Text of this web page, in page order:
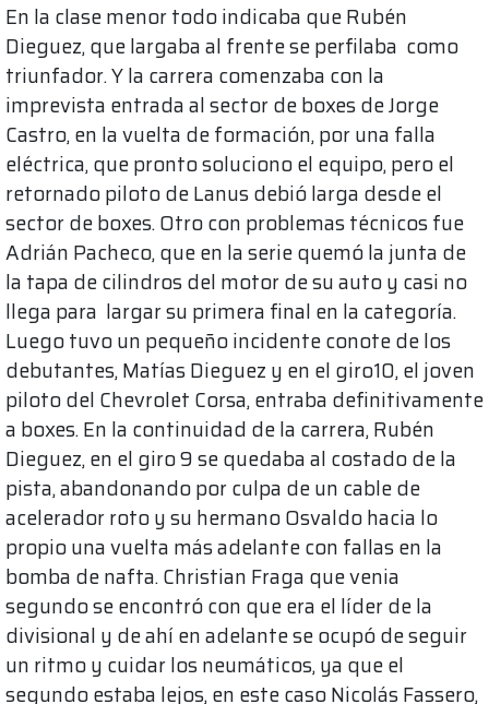
En la clase menor todo indicaba que Rubén
Dieguez, que largaba al frente se perfilaba como
triunfador. Y la carrera comenzaba con la
imprevista entrada al sector de boxes de Jorge
Castro, en la vuelta de formación, por una falla
eléctrica, que pronto soluciono el equipo, pero el
retornado piloto de Lanus debió larga desde el
sector de boxes. Otro con problemas técnicos fue
Adrián Pacheco, que en la serie quemó la junta de
la tapa de cilindros del motor de su auto y casi no
llega para largar su primera final en la categoría.
Luego tuvo un pequeño incidente conote de los
debutantes, Matías Dieguez y en el giro10, el joven
piloto del Chevrolet Corsa, entraba definitivamente
a boxes. En la continuidad de la carrera, Rubén
Dieguez, en el giro 9 se quedaba al costado de la
pista, abandonando por culpa de un cable de
acelerador roto y su hermano Osvaldo hacia lo
propio una vuelta más adelante con fallas en la
bomba de nafta. Christian Fraga que venia
segundo se encontró con que era el líder de la
divisional y de ahí en adelante se ocupó de seguir
un ritmo y cuidar los neumáticos, ya que el
segundo estaba lejos, en este caso Nicolás Fassero,